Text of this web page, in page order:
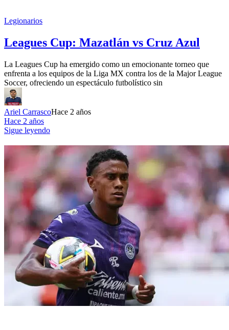
Legionarios
Leagues Cup: Mazatlán vs Cruz Azul
La Leagues Cup ha emergido como un emocionante torneo que
enfrenta a los equipos de la Liga MX contra los de la Major League
Soccer, ofreciendo un espectáculo futbolístico sin
Ariel CarrascoHace 2 años
Hace 2 años
Sigue leyendo